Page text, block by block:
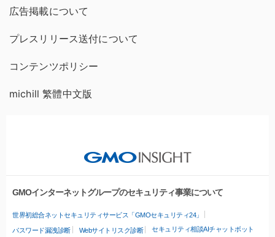
広告掲載について
プレスリリース送付について
コンテンツポリシー
michill 繁體中文版
GMOインターネットグループのセキュリティ事業について
世界初総合ネットセキュリティサービス「GMOセキュリティ24」
パスワード漏洩診断 Webサイトリスク診断 セキュリティ相談AIチャットボット